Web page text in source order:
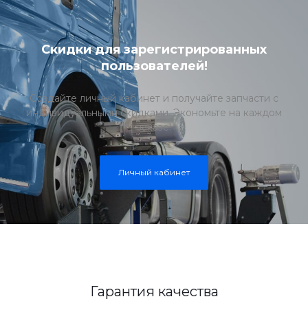
Скидки для зарегистрированных
пользователей!
Создайте личный кабинет и получайте запчасти с
индивидуальными скидками. Экономьте на каждом
заказе!
Личный кабинет
Гарантия качества